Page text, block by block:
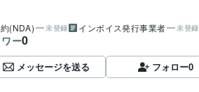
(NDA) 未登録 インボイス発行事業者 未登録
ー0
メッセージを送る フォロー0